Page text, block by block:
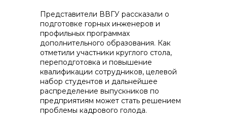
info@vostokcement.ru
Представители ВВГУ рассказали о
подготовке горных инженеров и
профильных программах
дополнительного образования. Как
отметили участники круглого стола,
переподготовка и повышение
квалификации сотрудников, целевой
набор студентов и дальнейшее
распределение выпускников по
предприятиям может стать решением
проблемы кадрового голода.